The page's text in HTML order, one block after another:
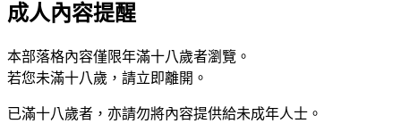
成人內容提醒
本部落格內容僅限年滿十八歲者瀏覽。
若您未滿十八歲，請立即離開。
已滿十八歲者，亦請勿將內容提供給未成年人士。